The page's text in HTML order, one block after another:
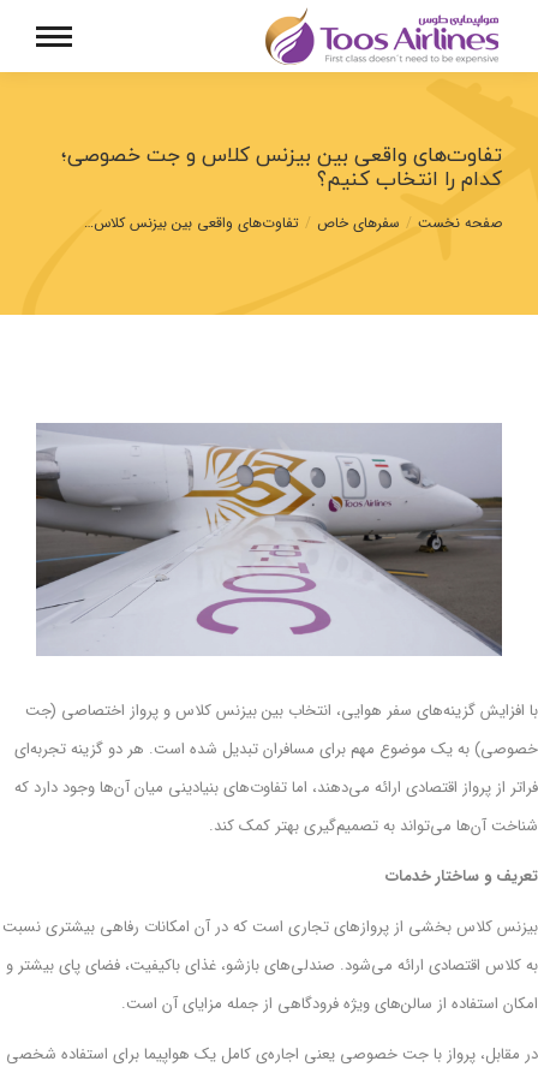
تفاوت‌های واقعی بین بیزنس کلاس و جت خصوصی؛
کدام را انتخاب کنیم؟
مکان شما:
صفحه نخست سفرهای خاص تفاوت‌های واقعی بین بیزنس کلاس…
با افزایش گزینه‌های سفر هوایی، انتخاب بین بیزنس کلاس و پرواز اختصاصی (جت
خصوصی) به یک موضوع مهم برای مسافران تبدیل شده است. هر دو گزینه تجربه‌ای
فراتر از پرواز اقتصادی ارائه می‌دهند، اما تفاوت‌های بنیادینی میان آن‌ها وجود دارد که
شناخت آن‌ها می‌تواند به تصمیم‌گیری بهتر کمک کند.
تعریف و ساختار خدمات
بیزنس کلاس بخشی از پروازهای تجاری است که در آن امکانات رفاهی بیشتری نسبت
به کلاس اقتصادی ارائه می‌شود. صندلی‌های بازشو، غذای باکیفیت، فضای پای بیشتر و
امکان استفاده از سالن‌های ویژه فرودگاهی از جمله مزایای آن است.
در مقابل، پرواز با جت خصوصی یعنی اجاره‌ی کامل یک هواپیما برای استفاده شخصی